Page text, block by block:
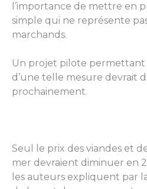
l’importance de mettre en
simple qui ne représente
marchands.
Un projet pilote permettant
d’une telle mesure devrait
prochainement.
Seul le prix des viandes et
mer devraient diminuer en
les auteurs expliquent par